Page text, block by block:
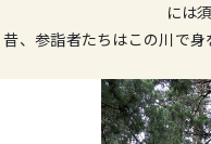
には
昔、参詣者たちはこの川で身